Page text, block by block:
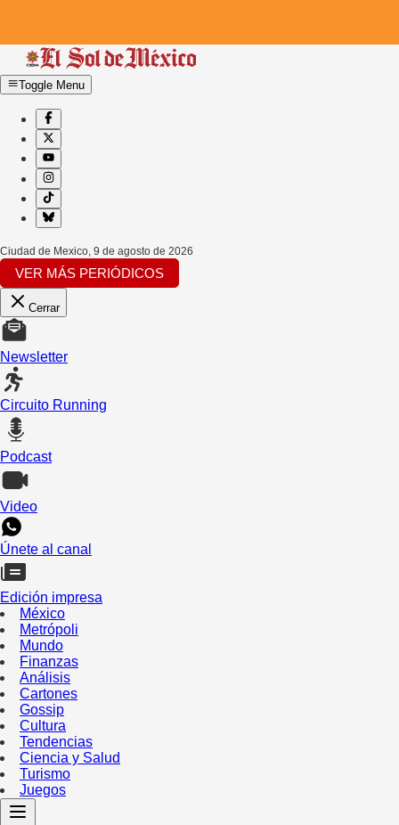
Toggle Menu
Ciudad de Mexico, 9 de agosto de 2026
VER MÁS PERIÓDICOS
Cerrar
Newsletter
Circuito Running
Podcast
Video
Únete al canal
Edición impresa
México
Metrópoli
Mundo
Finanzas
Análisis
Cartones
Gossip
Cultura
Tendencias
Ciencia y Salud
Turismo
Juegos